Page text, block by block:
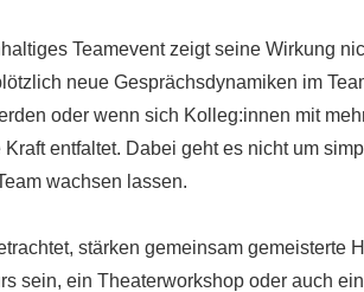
Teamevent zeigt seine Wirkung
neue Gesprächsdynamiken im
oder wenn sich Kolleg:innen mit
Kraft entfaltet. Dabei geht es nicht um
wachsen lassen.
stärken gemeinsam gemeisterte
sein, ein Theaterworkshop oder auch